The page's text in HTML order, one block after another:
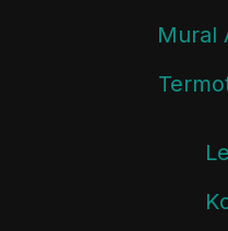
Mural